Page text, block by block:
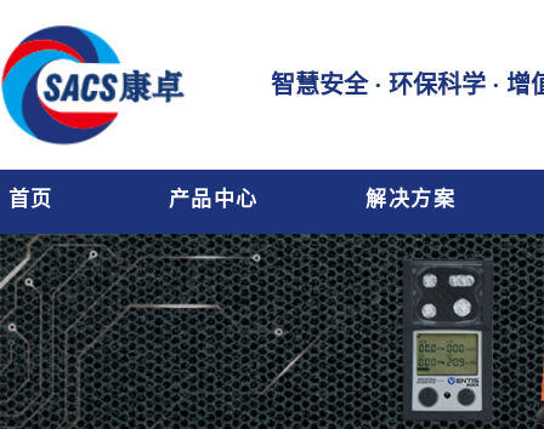
智慧安全 · 环保科学 · 增
首页 产品中心 解决方案